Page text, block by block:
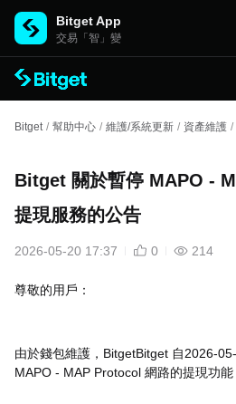
Bitget App
交易「智」變
Bitget / 幫助中心 / 維護/系統更新 / 資產維護 /
Bitget 關於暫停 MAPO -
提現服務的公告
2026-05-20 17:37 0 214
尊敬的用戶：
由於錢包維護，BitgetBitget 自2026-
MAPO - MAP Protocol 網路的提現功能